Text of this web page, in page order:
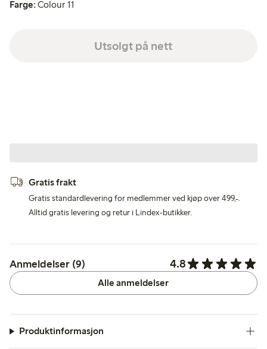
Farge:Colour 11
Utsolgt på nett
Gratis frakt
Gratis standardlevering for medlemmer ved kjøp over 499,-.
Alltid gratis levering og retur i Lindex-butikker.
Anmeldelser (9) 4.8
Alle anmeldelser
Produktinformasjon